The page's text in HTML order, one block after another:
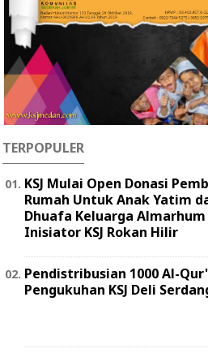
TERPOPULER
KSJ Mulai Open Donasi
Rumah Untuk Anak Yatim
Dhuafa Keluarga
Inisiator KSJ Rokan Hilir
Pendistribusian 1000 Al-
Pengukuhan KSJ Deli